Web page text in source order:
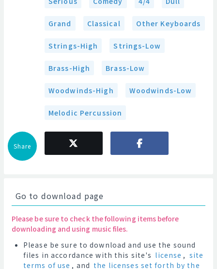
Grand Classical Other Keyboards
Strings-High Strings-Low
Brass-High Brass-Low
Woodwinds-High Woodwinds-Low
Melodic Percussion
Share
Go to download page
Please be sure to check the following items before
downloading and using music files.
Please be sure to download and use the sound
files in accordance with this site's license , site
terms of use , and the licenses set forth by the